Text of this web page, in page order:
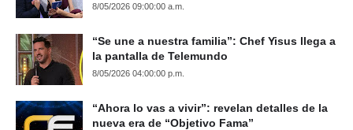
8/05/2026 09:00:00 a.m.
“Se une a nuestra familia”: Chef Yisus llega a
la pantalla de Telemundo
8/05/2026 04:00:00 p.m.
“Ahora lo vas a vivir”: revelan detalles de la
nueva era de “Objetivo Fama”